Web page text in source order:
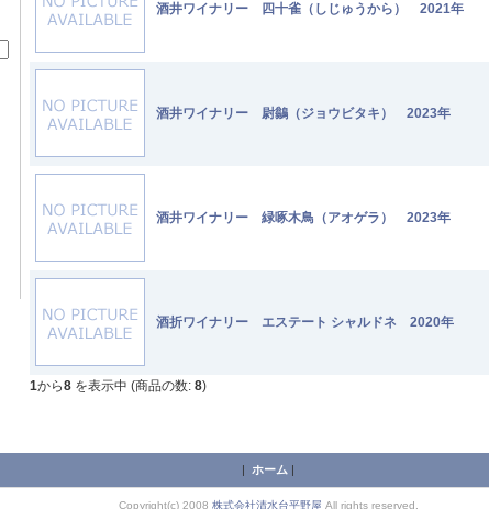
酒井ワイナリー 四十雀（しじゅうから） 2021年
酒井ワイナリー 尉鶲（ジョウビタキ） 2023年
酒井ワイナリー 緑啄木鳥（アオゲラ） 2023年
酒折ワイナリー エステート シャルドネ 2020年
1から8 を表示中 (商品の数: 8)
| ホーム |
Copyright(c) 2008 株式会社清水台平野屋 All rights reserved.